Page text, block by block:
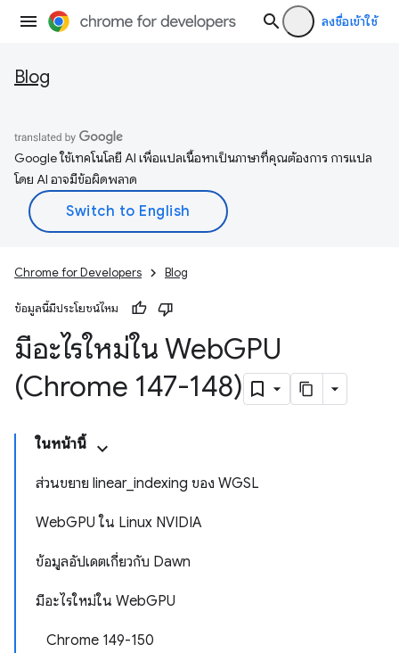
ลงชื่อเข้าใช้
Blog
Google ใช้เทคโนโลยี AI เพื่อแปลเนื้อหาเป็นภาษาที่คุณต้องการ การแปล
โดย AI อาจมีข้อผิดพลาด
Chrome for Developers Blog
ข้อมูลนี้มีประโยชน์ไหม
มีอะไรใหม่ใน WebGPU
(Chrome 147-148)
ในหน้านี้
ส่วนขยาย linear_indexing ของ WGSL
WebGPU ใน Linux NVIDIA
ข้อมูลอัปเดตเกี่ยวกับ Dawn
มีอะไรใหม่ใน WebGPU
Chrome 149-150